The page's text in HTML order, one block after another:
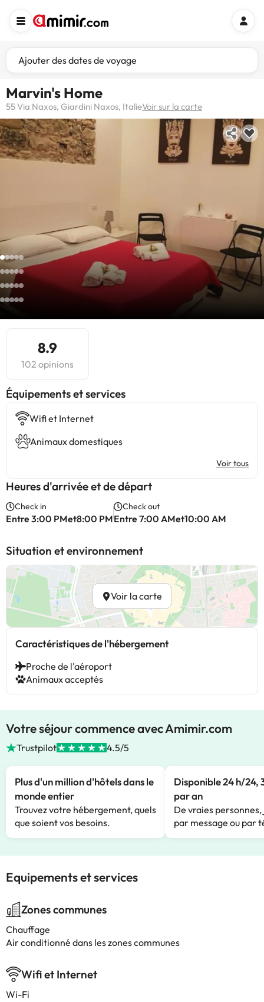
Ajouter des dates de voyage
Marvin's Home
55 Via Naxos, Giardini Naxos, ItalieVoir sur la carte
8.9
102 opinions
​Équipements et services
Wifi et Internet
Animaux domestiques
Voir tous
Heures d'arrivée et de départ
Check in
Entre 3:00 PMet8:00 PM
Check out
Entre 7:00 AMet10:00 AM
Situation et environnement
Voir la carte
Caractéristiques de l'hébergement
Proche de l'aéroport
Animaux acceptés
Votre séjour commence avec Amimir.com
Trustpilot 4.5/5
Plus d'un million d'hôtels dans le
monde entier
Trouvez votre hébergement, quels
que soient vos besoins.
Disponible 24 h/24,
par an
De vraies
par message ou par
Equipements et services
Zones communes
Chauffage
Air conditionné dans les zones communes
Wifi et Internet
Wi-Fi